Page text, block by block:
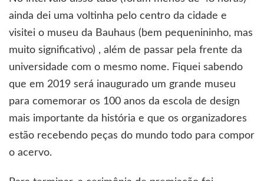
ainda dei uma voltinha pelo centro da cidade e
visitei o museu da Bauhaus (bem pequenininho, mas
muito significativo) , além de passar pela frente da
universidade com o mesmo nome. Fiquei sabendo
que em 2019 será inaugurado um grande museu
para comemorar os 100 anos da escola de design
mais importante da história e que os organizadores
estão recebendo peças do mundo todo para compor
o acervo.